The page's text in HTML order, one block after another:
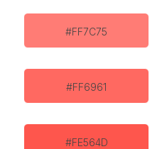
#FF7C75
#FF6961
#FE564D